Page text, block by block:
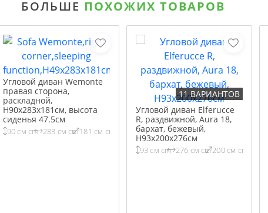
БОЛЬШЕ ПОХОЖИХ ТОВАРОВ
Угловой диван Wemonte
правая сторона,
раскладной,
H90x283x181см, высота
сиденья 47.5см
90 см cm 283 см cm181 см cm
Угловой диван Elferucce
R, раздвижной, Aura 18,
бархат, бежевый,
H93x200x276см
93 см cm 276 см cm200 см cm
11 ВАРИАНТОВ